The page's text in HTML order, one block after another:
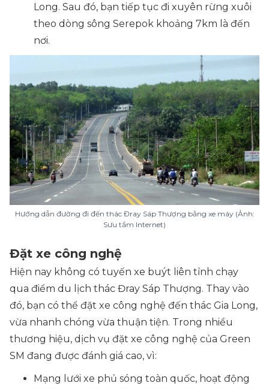
Long. Sau đó, bạn tiếp tục đi xuyên rừng xuôi
theo dòng sông Serepok khoảng 7km là đến
nơi.
Hướng dẫn đường đi đến thác Đray Sáp Thượng bằng xe máy (Ảnh:
Sưu tầm Internet)
Đặt xe công nghệ
Hiện nay không có tuyến xe buýt liên tỉnh chạy
qua điểm du lịch thác Đray Sáp Thượng. Thay vào
đó, bạn có thể đặt xe công nghệ đến thác Gia Long,
vừa nhanh chóng vừa thuận tiện. Trong nhiều
thương hiệu, dịch vụ đặt xe công nghệ của Green
SM đang được đánh giá cao, vì:
Mạng lưới xe phủ sóng toàn quốc, hoạt động